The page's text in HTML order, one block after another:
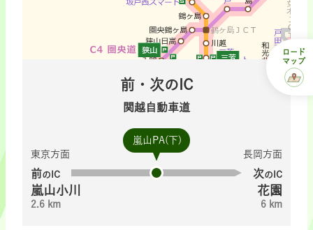
前・次のIC
関越自動車道
嵐山PA(下)
東京方面
前のIC
嵐山小川
2.6 km
長岡方面
次のIC
花園
6 km
ロード
マップ